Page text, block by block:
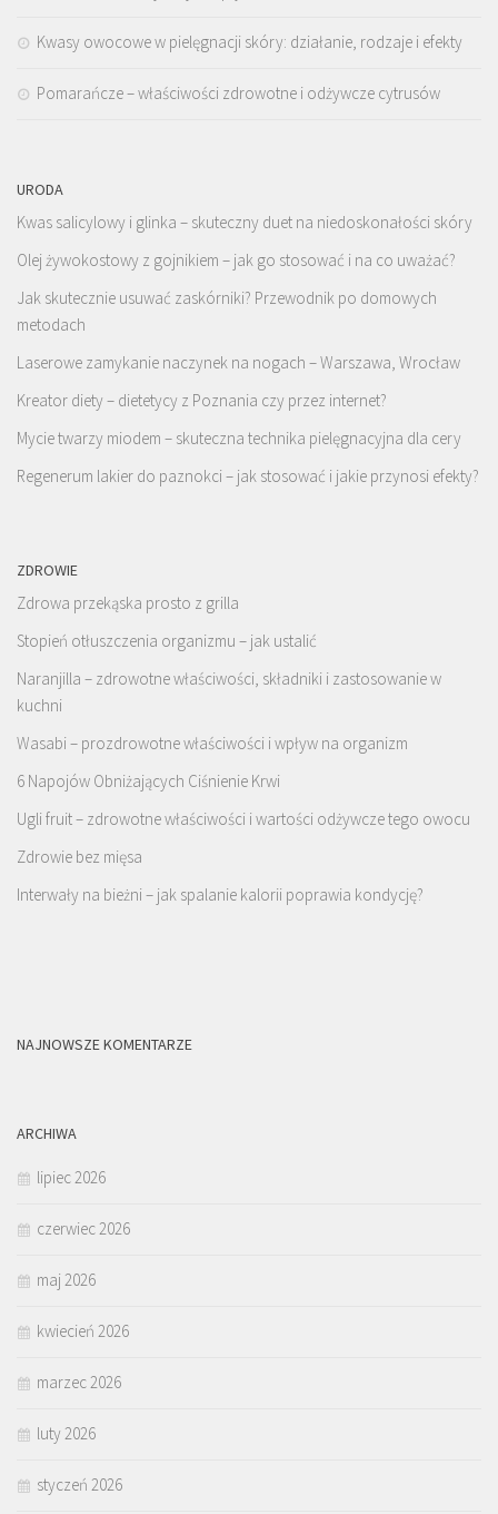
Kwasy owocowe w pielęgnacji skóry: działanie, rodzaje i efekty
Pomarańcze – właściwości zdrowotne i odżywcze cytrusów
URODA
Kwas salicylowy i glinka – skuteczny duet na niedoskonałości skóry
Olej żywokostowy z gojnikiem – jak go stosować i na co uważać?
Jak skutecznie usuwać zaskórniki? Przewodnik po domowych
metodach
Laserowe zamykanie naczynek na nogach – Warszawa, Wrocław
Kreator diety – dietetycy z Poznania czy przez internet?
Mycie twarzy miodem – skuteczna technika pielęgnacyjna dla cery
Regenerum lakier do paznokci – jak stosować i jakie przynosi efekty?
ZDROWIE
Zdrowa przekąska prosto z grilla
Stopień otłuszczenia organizmu – jak ustalić
Naranjilla – zdrowotne właściwości, składniki i zastosowanie w
kuchni
Wasabi – prozdrowotne właściwości i wpływ na organizm
6 Napojów Obniżających Ciśnienie Krwi
Ugli fruit – zdrowotne właściwości i wartości odżywcze tego owocu
Zdrowie bez mięsa
Interwały na bieżni – jak spalanie kalorii poprawia kondycję?
NAJNOWSZE KOMENTARZE
ARCHIWA
lipiec 2026
czerwiec 2026
maj 2026
kwiecień 2026
marzec 2026
luty 2026
styczeń 2026